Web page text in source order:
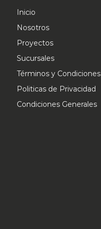
Inicio
Nosotros
Proyectos
Sucursales
Términos y Condiciones
Politicas de Privacidad
Condiciones Generales